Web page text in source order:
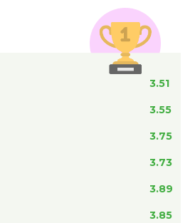
3.51
3.55
3.75
3.73
3.89
3.85